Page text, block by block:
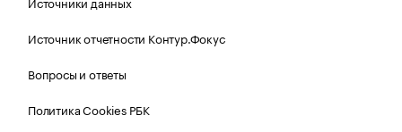
Источник отчетности Контур.Фокус
Вопросы и ответы
Политика Cookies РБК